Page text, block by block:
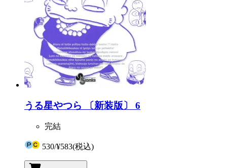
うる星やつら 〔新装版〕 6
完結
530/¥583(税込)